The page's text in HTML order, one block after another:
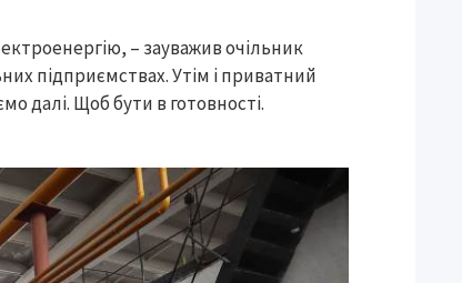
– зауважив очільник
підприємствах. Утім і приватний
далі. Щоб бути в готовності.